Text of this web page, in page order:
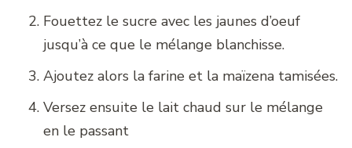
Fouettez le sucre avec les jaunes d’oeuf
jusqu’à ce que le mélange blanchisse.
Ajoutez alors la farine et la maïzena tamisées.
Versez ensuite le lait chaud sur le mélange
en le passant